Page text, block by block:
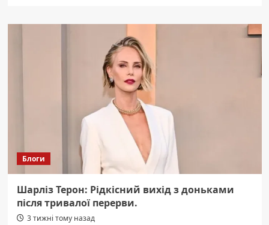
для
Блоги
Шарліз Терон: Рідкісний вихід з доньками
після тривалої перерви.
3 тижні тому назад